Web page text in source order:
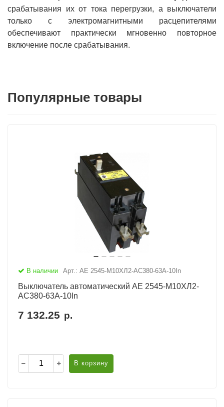
срабатывания их от тока перегрузки, а выключатели
только с электромагнитными расцепителями
обеспечивают практически мгновенно повторное
включение после срабатывания.
Популярные товары
В наличии Арт.: АЕ 2545-М10ХЛ2-AC380-63А-10In
Выключатель автоматический АЕ 2545-М10ХЛ2-
AC380-63А-10In
7 132.25 р.
В корзину